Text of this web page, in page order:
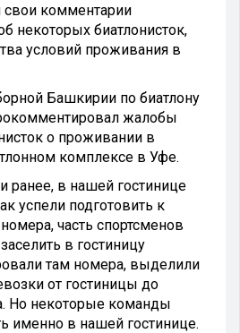
свои комментарии
некоторых биатлонисток,
условий проживания в
Башкирии по биатлону
жалобы
о проживании в
комплексе в Уфе.
ранее, в нашей гостинице
успели подготовить к
часть спортсменов
в гостиницу
там номера, выделили
от гостиницы до
Но некоторые команды
именно в нашей гостинице.